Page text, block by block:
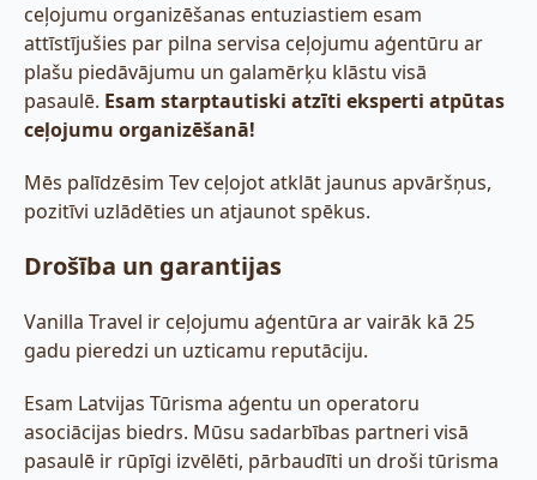
ceļojumu organizēšanas entuziastiem esam
attīstījušies par pilna servisa ceļojumu aģentūru ar
plašu piedāvājumu un galamērķu klāstu visā
pasaulē. Esam starptautiski atzīti eksperti atpūtas
ceļojumu organizēšanā!
Mēs palīdzēsim Tev ceļojot atklāt jaunus apvāršņus,
pozitīvi uzlādēties un atjaunot spēkus.
Drošība un garantijas
Vanilla Travel ir ceļojumu aģentūra ar vairāk kā 25
gadu pieredzi un uzticamu reputāciju.
Esam Latvijas Tūrisma aģentu un operatoru
asociācijas biedrs. Mūsu sadarbības partneri visā
pasaulē ir rūpīgi izvēlēti, pārbaudīti un droši tūrisma